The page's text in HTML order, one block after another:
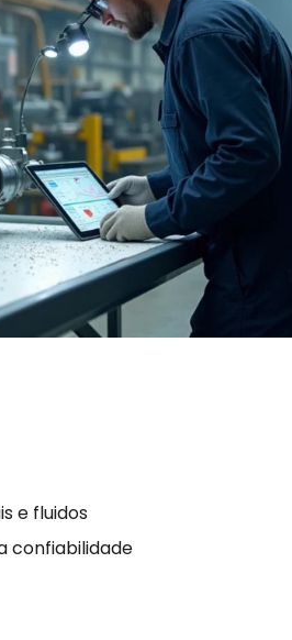
e fluidos
confiabilidade